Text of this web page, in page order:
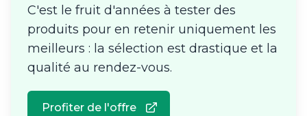
C'est le fruit d'années à tester des
produits pour en retenir uniquement les
meilleurs : la sélection est drastique et la
qualité au rendez-vous.
Profiter de l'offre